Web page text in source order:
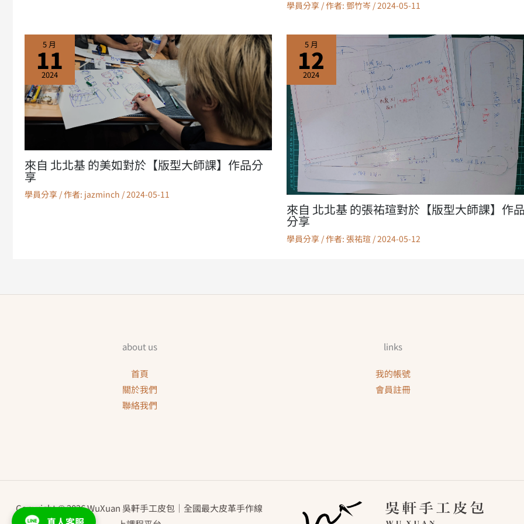
學員分享/ 作者: 鄧竹岑 /2024-05-11
5 月
11
2024
來自 北北基 的美如對於【版型大師課】作品分
享
學員分享 / 作者: jazminch / 2024-05-11
5 月
12
2024
來自 北北基 的張祐瑄對於【版型大師課】作
分享
學員分享/ 作者: 張祐瑄 /2024-05-12
about us
首頁
關於我們
聯絡我們
links
我的帳號
會員註冊
Copyright © 2026 WuXuan 吳軒手工皮包｜全國最大皮革手作線